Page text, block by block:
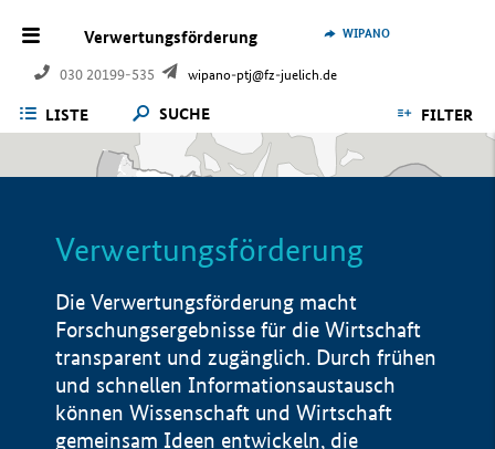
Verwertungsförderung
030 20199-535 wipano-ptj@fz-juelich.de
WIPANO
LISTE SUCHE FILTER
Verwertungsförderung
Die Verwertungsförderung macht
Forschungsergebnisse für die Wirtschaft
transparent und zugänglich. Durch frühen
und schnellen Informationsaustausch
können Wissenschaft und Wirtschaft
gemeinsam Ideen entwickeln, die